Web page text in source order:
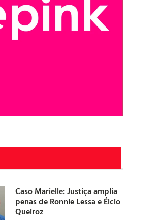
Caso Marielle: Justiça amplia
penas de Ronnie Lessa e Élcio
Queiroz